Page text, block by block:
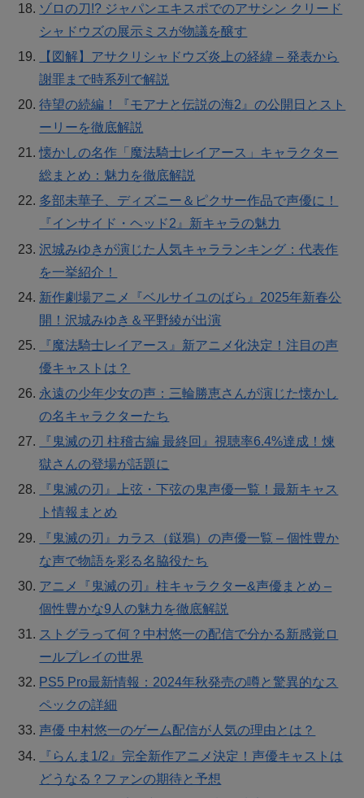
ゾロの刀!? ジャパンエキスポでのアサシン クリード
シャドウズの展示ミスが物議を醸す
【図解】アサクリシャドウズ炎上の経緯 – 発表から
謝罪まで時系列で解説
待望の続編！『モアナと伝説の海2』の公開日とスト
ーリーを徹底解説
懐かしの名作「魔法騎士レイアース」キャラクター
総まとめ：魅力を徹底解説
多部未華子、ディズニー＆ピクサー作品で声優に！
『インサイド・ヘッド2』新キャラの魅力
沢城みゆきが演じた人気キャラランキング：代表作
を一挙紹介！
新作劇場アニメ『ベルサイユのばら』2025年新春公
開！沢城みゆき＆平野綾が出演
『魔法騎士レイアース』新アニメ化決定！注目の声
優キャストは？
永遠の少年少女の声：三輪勝恵さんが演じた懐かし
の名キャラクターたち
『鬼滅の刃 柱稽古編 最終回』視聴率6.4%達成！煉
獄さんの登場が話題に
『鬼滅の刃』上弦・下弦の鬼声優一覧！最新キャス
ト情報まとめ
『鬼滅の刃』カラス（鎹鴉）の声優一覧 – 個性豊か
な声で物語を彩る名脇役たち
アニメ『鬼滅の刃』柱キャラクター&声優まとめ –
個性豊かな9人の魅力を徹底解説
ストグラって何？中村悠一の配信で分かる新感覚ロ
ールプレイの世界
PS5 Pro最新情報：2024年秋発売の噂と驚異的なス
ペックの詳細
声優 中村悠一のゲーム配信が人気の理由とは？
『らんま1/2』完全新作アニメ決定！声優キャストは
どうなる？ファンの期待と予想